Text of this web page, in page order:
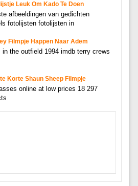
Leuk Om Kado Te Doen
afbeeldingen van gedichten
fotolijsten fotolijsten in
Filmpje Happen Naar Adem
in the outfield 1994 imdb terry crews
Korte Shaun Sheep Filmpje
online at low prices 18 297